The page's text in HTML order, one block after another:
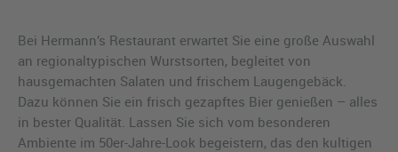
Bei Hermann’s Restaurant erwartet Sie eine große Auswahl
an regionaltypischen Wurstsorten, begleitet von
hausgemachten Salaten und frischem Laugengebäck.
Dazu können Sie ein frisch gezapftes Bier genießen – alles
in bester Qualität. Lassen Sie sich vom besonderen
Ambiente im 50er-Jahre-Look begeistern, das den kultigen